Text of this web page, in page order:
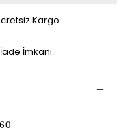
Kargo
İmkanı